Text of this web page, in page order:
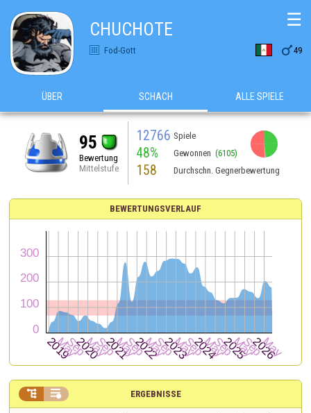
CHUCHOTE
Fod-Gott 49
☰
ÜBER SCHACH ALLE SPIELE
95
Bewertung
Mittelstufe
12766 Spiele
48% Gewonnen (6105)
158 Durchschn. Gegnerbewertung
BEWERTUNGSVERLAUF
ERGEBNISSE
 